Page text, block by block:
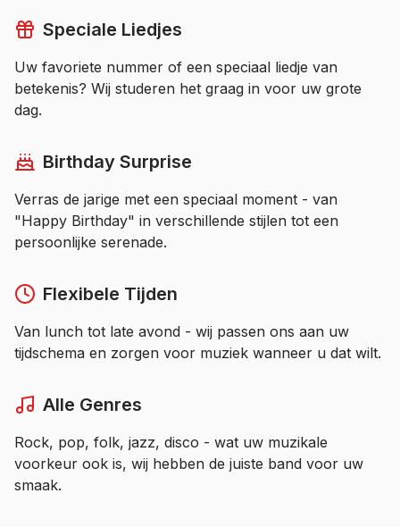
Speciale Liedjes
Uw favoriete nummer of een speciaal liedje van
betekenis? Wij studeren het graag in voor uw grote
dag.
Birthday Surprise
Verras de jarige met een speciaal moment - van
"Happy Birthday" in verschillende stijlen tot een
persoonlijke serenade.
Flexibele Tijden
Van lunch tot late avond - wij passen ons aan uw
tijdschema en zorgen voor muziek wanneer u dat wilt.
Alle Genres
Rock, pop, folk, jazz, disco - wat uw muzikale
voorkeur ook is, wij hebben de juiste band voor uw
smaak.